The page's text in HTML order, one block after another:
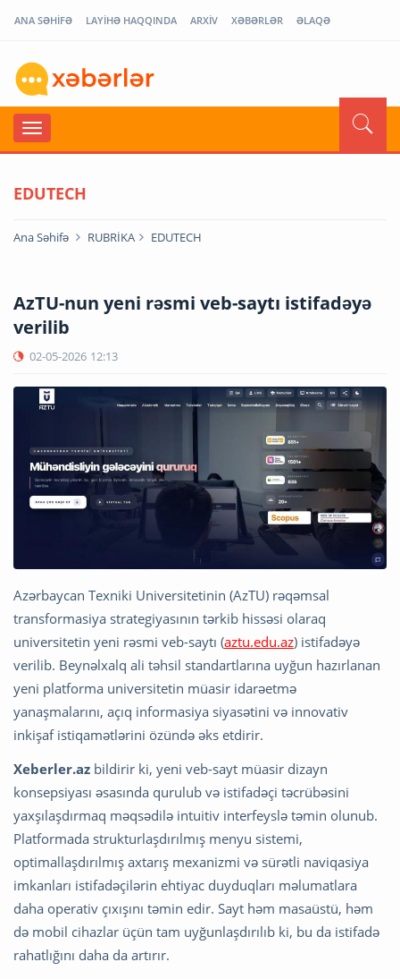
ANA SƏHİFƏ LAYİHƏ HAQQINDA ARXİV XƏBƏRLƏR ƏLAQƏ
EDUTECH
Ana Səhifə RUBRİKA EDUTECH
AzTU-nun yeni rəsmi veb-saytı istifadəyə
verilib
02-05-2026 12:13
Azərbaycan Texniki Universitetinin (AzTU) rəqəmsal
transformasiya strategiyasının tərkib hissəsi olaraq
universitetin yeni rəsmi veb-saytı (aztu.edu.az) istifadəyə
verilib. Beynəlxalq ali təhsil standartlarına uyğun hazırlanan
yeni platforma universitetin müasir idarəetmə
yanaşmalarını, açıq informasiya siyasətini və innovativ
inkişaf istiqamətlərini özündə əks etdirir.
Xeberler.az bildirir ki, yeni veb-sayt müasir dizayn
konsepsiyası əsasında qurulub və istifadəçi təcrübəsini
yaxşılaşdırmaq məqsədilə intuitiv interfeyslə təmin olunub.
Platformada strukturlaşdırılmış menyu sistemi,
optimallaşdırılmış axtarış mexanizmi və sürətli naviqasiya
imkanları istifadəçilərin ehtiyac duyduqları məlumatlara
daha operativ çıxışını təmin edir. Sayt həm masaüstü, həm
də mobil cihazlar üçün tam uyğunlaşdırılıb ki, bu da istifadə
rahatlığını daha da artırır.